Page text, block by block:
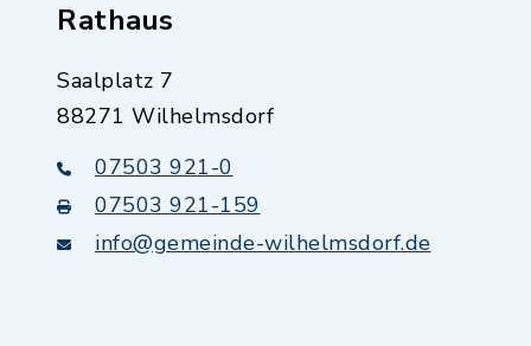
Rathaus
Saalplatz 7
88271 Wilhelmsdorf
07503 921-0
07503 921-159
info@gemeinde-wilhelmsdorf.de